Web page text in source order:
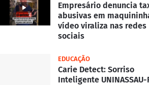
Empresário denuncia
abusivas em
vídeo viraliza nas redes
sociais
EDUCAÇÃO
Carie Detect: Sorriso
Inteligente UNINASSAU-